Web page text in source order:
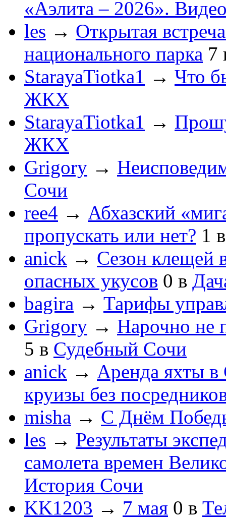
«Аэлита – 2026».
les → Открытая
национального парка 7
StarayaTiotka1 → Что
ЖКХ
StarayaTiotka1 →
ЖКХ
Grigory →
Сочи
ree4 → Абхазский
пропускать или нет? 1
anick → Сезон клещей
опасных укусов 0 в
bagira → Тарифы
Grigory → Нарочно не
5 в Судебный Сочи
anick → Аренда яхты в
круизы без
misha → С Днём
les → Результаты
самолета времен
История Сочи
KK1203 → 7 мая 0 в